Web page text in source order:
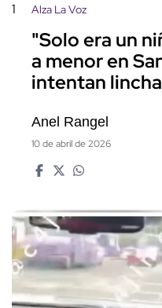
1 Alza La Voz
"Solo era un
a menor en
intentan
Anel Rangel
10 de abril de 2026